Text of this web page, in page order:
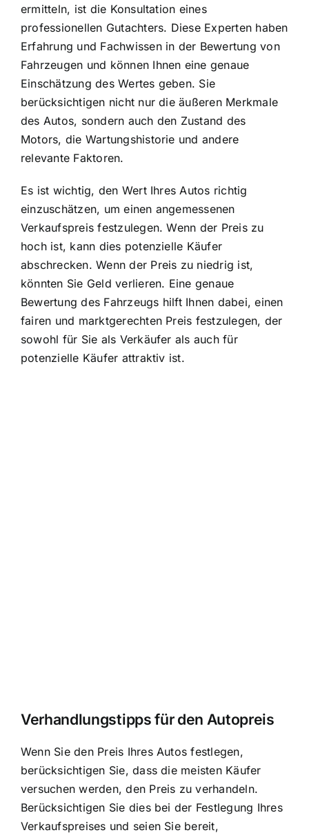
ermitteln, ist die Konsultation eines
professionellen Gutachters. Diese Experten haben
Erfahrung und Fachwissen in der Bewertung von
Fahrzeugen und können Ihnen eine genaue
Einschätzung des Wertes geben. Sie
berücksichtigen nicht nur die äußeren Merkmale
des Autos, sondern auch den Zustand des
Motors, die Wartungshistorie und andere
relevante Faktoren.
Es ist wichtig, den Wert Ihres Autos richtig
einzuschätzen, um einen angemessenen
Verkaufspreis festzulegen. Wenn der Preis zu
hoch ist, kann dies potenzielle Käufer
abschrecken. Wenn der Preis zu niedrig ist,
könnten Sie Geld verlieren. Eine genaue
Bewertung des Fahrzeugs hilft Ihnen dabei, einen
fairen und marktgerechten Preis festzulegen, der
sowohl für Sie als Verkäufer als auch für
potenzielle Käufer attraktiv ist.
Verhandlungstipps für den Autopreis
Wenn Sie den Preis Ihres Autos festlegen,
berücksichtigen Sie, dass die meisten Käufer
versuchen werden, den Preis zu verhandeln.
Berücksichtigen Sie dies bei der Festlegung Ihres
Verkaufspreises und seien Sie bereit,